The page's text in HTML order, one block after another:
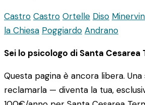
Castro Castro Ortelle Diso
la Chiesa Poggiardo Andrano
Sei lo psicologo di Santa Cesarea
Questa pagina è ancora libera.
reclamarla — diventa la tua,